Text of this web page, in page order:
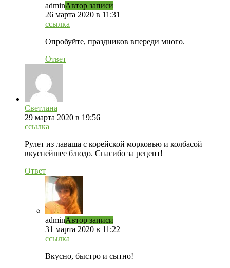
adminАвтор записи
26 марта 2020 в 11:31
ссылка
Опробуйте, праздников впереди много.
Ответ
Светлана
29 марта 2020 в 19:56
ссылка
Рулет из лаваша с корейской морковью и колбасой —
вкуснейшее блюдо. Спасибо за рецепт!
Ответ
adminАвтор записи
31 марта 2020 в 11:22
ссылка
Вкусно, быстро и сытно!